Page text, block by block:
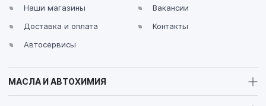
Наши магазины
Доставка и оплата
Автосервисы
Вакансии
Контакты
МАСЛА И АВТОХИМИЯ